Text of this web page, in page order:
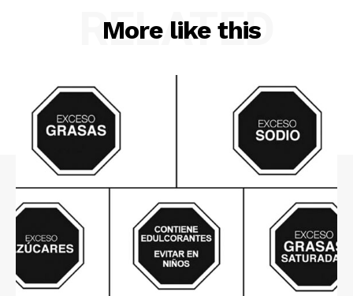
More like this
RELATED